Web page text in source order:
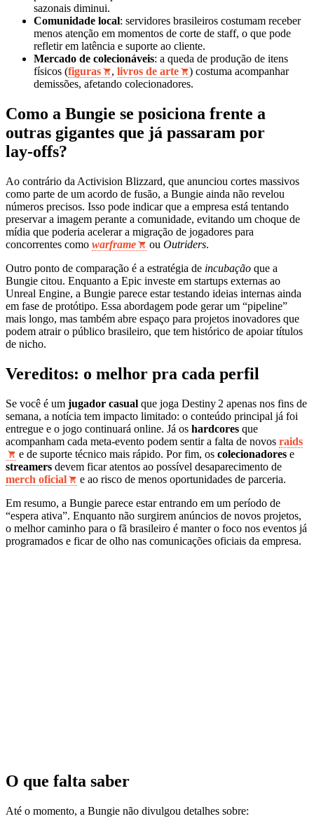
sazonais diminui.
Comunidade local: servidores brasileiros costumam receber
menos atenção em momentos de corte de staff, o que pode
refletir em latência e suporte ao cliente.
Mercado de colecionáveis: a queda de produção de itens
físicos (figuras , livros de arte
) costuma acompanhar
demissões, afetando colecionadores.
Como a Bungie se posiciona frente a
outras gigantes que já passaram por
lay‑offs?
Ao contrário da Activision Blizzard, que anunciou cortes massivos
como parte de um acordo de fusão, a Bungie ainda não revelou
números precisos. Isso pode indicar que a empresa está tentando
preservar a imagem perante a comunidade, evitando um choque de
mídia que poderia acelerar a migração de jogadores para
concorrentes como warframe ou Outriders.
Outro ponto de comparação é a estratégia de incubação que a
Bungie citou. Enquanto a Epic investe em startups externas ao
Unreal Engine, a Bungie parece estar testando ideias internas ainda
em fase de protótipo. Essa abordagem pode gerar um “pipeline”
mais longo, mas também abre espaço para projetos inovadores que
podem atrair o público brasileiro, que tem histórico de apoiar títulos
de nicho.
Vereditos: o melhor pra cada perfil
Se você é um jugador casual que joga Destiny 2 apenas nos fins de
semana, a notícia tem impacto limitado: o conteúdo principal já foi
entregue e o jogo continuará online. Já os hardcores que
acompanham cada meta‑evento podem sentir a falta de novos raids
e de suporte técnico mais rápido. Por fim, os colecionadores e
streamers devem ficar atentos ao possível desaparecimento de
merch oficial
e ao risco de menos oportunidades de parceria.
Em resumo, a Bungie parece estar entrando em um período de
“espera ativa”. Enquanto não surgirem anúncios de novos projetos,
o melhor caminho para o fã brasileiro é manter o foco nos eventos já
programados e ficar de olho nas comunicações oficiais da empresa.
O que falta saber
Até o momento, a Bungie não divulgou detalhes sobre: